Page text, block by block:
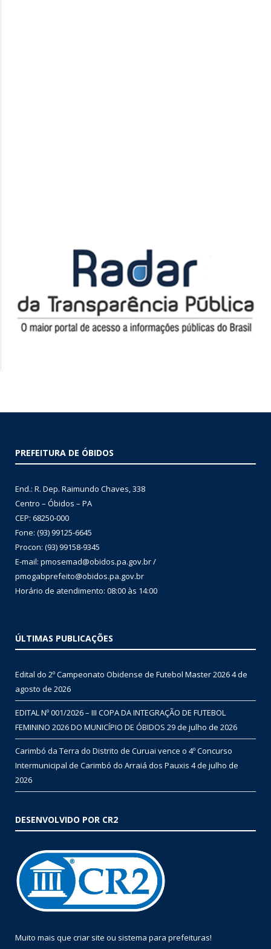
PREFEITURA DE ÓBIDOS
End.: R. Dep. Raimundo Chaves, 338
Centro – Óbidos – PA
CEP: 68250-000
Fone: (93) 99125-6645
Procon: (93) 99158-9345
E-mail: pmosemad@obidos.pa.gov.br /
pmogabprefeito@obidos.pa.gov.br
Horário de atendimento: 08:00 às 14:00
ÚLTIMAS PUBLICAÇÕES
Edital do 2º Campeonato Obidense de Futebol Master 20264 de
agosto de 2026
EDITAL Nº 001/2026 – III COPA DA INTEGRAÇÃO DE FUTEBOL
FEMININO 2026 DO MUNICÍPIO DE ÓBIDOS 29 de julho de 2026
Carimbó da Terra do Distrito de Curuai vence o 4º Concurso
Intermunicipal de Carimbó do Arraiá dos Pauxis 4 de julho de
2026
DESENVOLVIDO POR CR2
Muito mais que criar site ou sistema para prefeituras!